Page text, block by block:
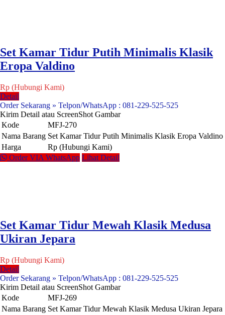
Set Kamar Tidur Putih Minimalis Klasik
Eropa Valdino
Rp (Hubungi Kami)
Detail
Order Sekarang » Telpon/WhatsApp : 081-229-525-525
Kirim Detail atau ScreenShot Gambar
Kode
MFJ-270
Nama Barang Set Kamar Tidur Putih Minimalis Klasik Eropa Valdino
Harga
Rp (Hubungi Kami)
Order VIA WhatsApp Lihat Detail
Set Kamar Tidur Mewah Klasik Medusa
Ukiran Jepara
Rp (Hubungi Kami)
Detail
Order Sekarang » Telpon/WhatsApp : 081-229-525-525
Kirim Detail atau ScreenShot Gambar
Kode
MFJ-269
Nama Barang Set Kamar Tidur Mewah Klasik Medusa Ukiran Jepara